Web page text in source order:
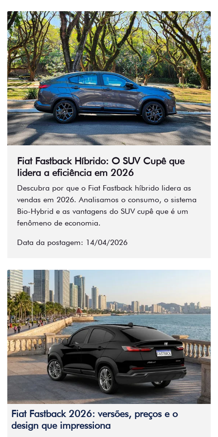
Fiat Fastback Híbrido: O SUV Cupê que
lidera a eficiência em 2026
Descubra por que o Fiat Fastback híbrido lidera as
vendas em 2026. Analisamos o consumo, o sistema
Bio-Hybrid e as vantagens do SUV cupê que é um
fenômeno de economia.
Data da postagem: 14/04/2026
Fiat Fastback 2026: versões, preços e o
design que impressiona